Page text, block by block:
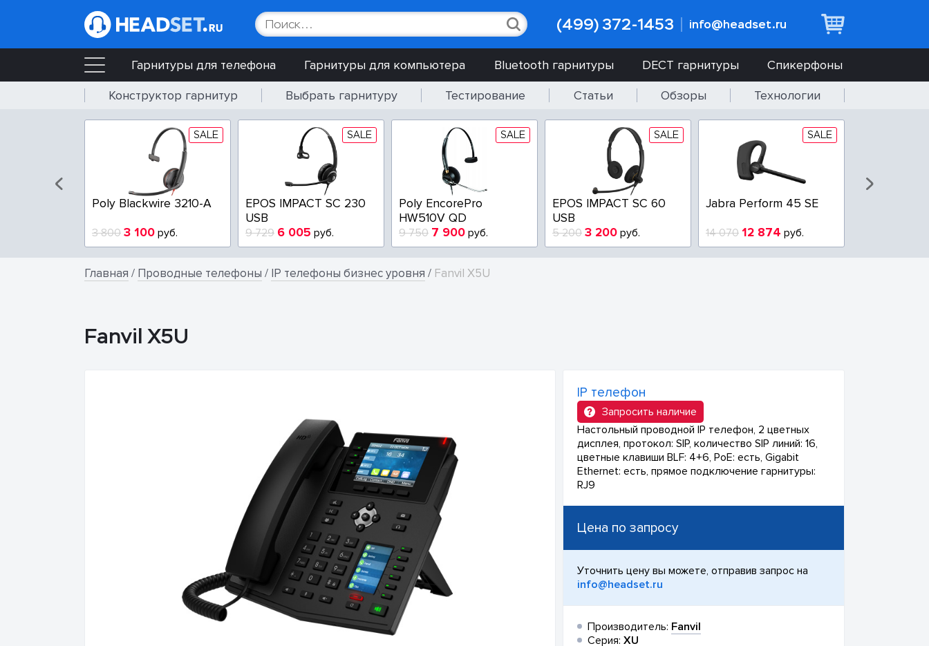
(499) 372-1453 info@headset.ru
Гарнитуры для телефона Гарнитуры для компьютера Bluetooth гарнитуры DECT гарнитуры
Спикерфоны
Конструктор гарнитур
Выбрать гарнитуру Тестирование Статьи Обзоры Технологии
SALE
Poly Blackwire 3210-A
3 800 3 100 руб.
SALE
EPOS IMPACT SC 230
USB
9 729 6 005 руб.
SALE
Poly EncorePro
HW510V QD
9 750 7 900 руб.
SALE
EPOS IMPACT SC 60
USB
5 200 3 200 руб.
SALE
Jabra Perform 45 SE
14 070 12 874 руб.
Главная / Проводные телефоны / IP телефоны бизнес уровня / Fanvil X5U
Fanvil X5U
IP телефон
Запросить наличие
Настольный проводной IP телефон, 2 цветных
дисплея, протокол: SIP, количество SIP линий: 16,
цветные клавиши BLF: 4+6, PoE: есть, Gigabit
Ethernet: есть, прямое подключение гарнитуры:
RJ9
Цена по запросу
Уточнить цену вы можете, отправив запрос на
info@headset.ru
Производитель: Fanvil
Серия: XU